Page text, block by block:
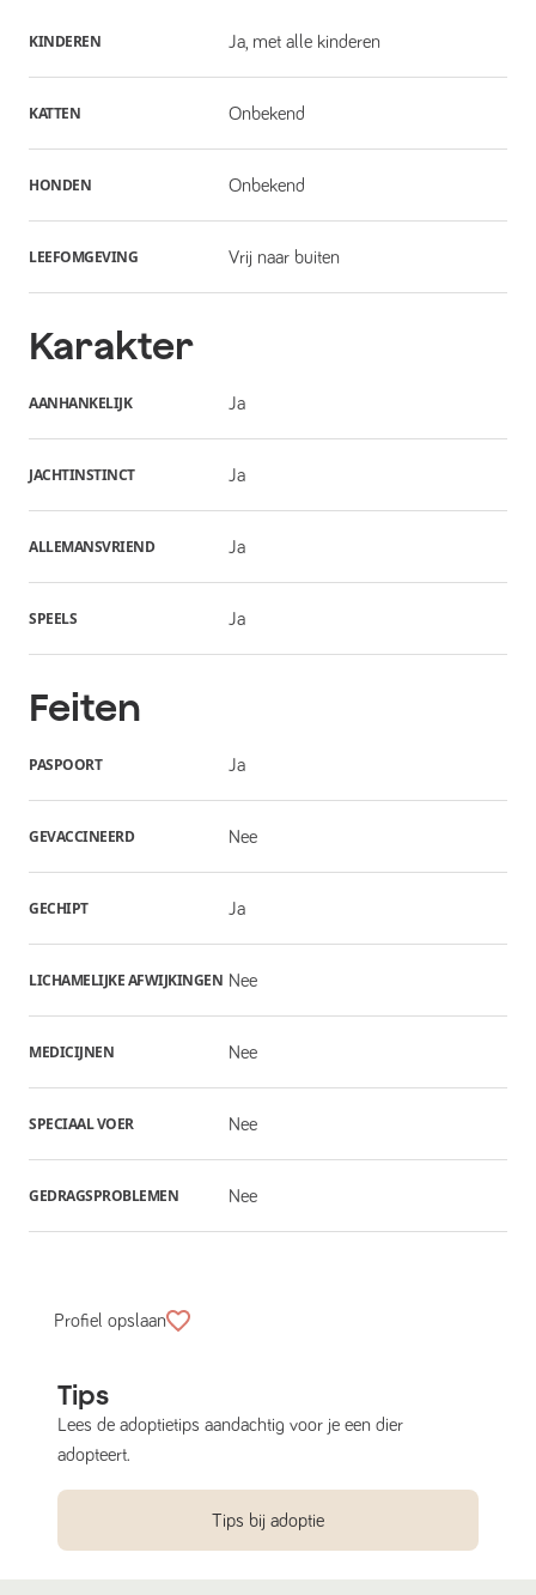
KINDEREN Ja, met alle kinderen
KATTEN Onbekend
HONDEN Onbekend
LEEFOMGEVING Vrij naar buiten
Karakter
AANHANKELIJK Ja
JACHTINSTINCT Ja
ALLEMANSVRIEND Ja
SPEELS Ja
Feiten
PASPOORT Ja
GEVACCINEERD Nee
GECHIPT Ja
LICHAMELIJKE AFWIJKINGEN Nee
MEDICIJNEN Nee
SPECIAAL VOER Nee
GEDRAGSPROBLEMEN Nee
Profiel opslaan
Tips
Lees de adoptietips aandachtig voor je een dier
adopteert.
Tips bij adoptie